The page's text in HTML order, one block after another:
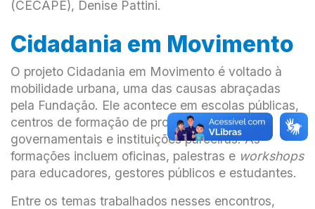
(CECAPE), Denise Pattini.
Cidadania em Movimento
O projeto Cidadania em Movimento é voltado à
mobilidade urbana, uma das causas abraçadas
pela Fundação. Ele acontece em escolas públicas,
centros de formação de professores, órgãos
governamentais e instituições parceiras. As
formações incluem oficinas, palestras e workshops
para educadores, gestores públicos e estudantes.
Entre os temas trabalhados nesses encontros,